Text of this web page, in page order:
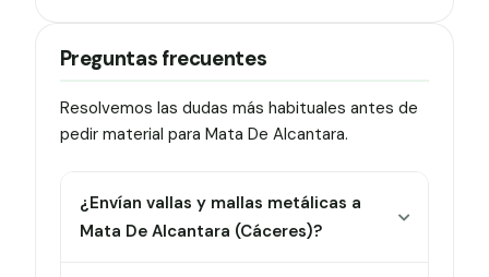
Preguntas frecuentes
Resolvemos las dudas más habituales antes de
pedir material para Mata De Alcantara.
¿Envían vallas y mallas metálicas a
Mata De Alcantara (Cáceres)?